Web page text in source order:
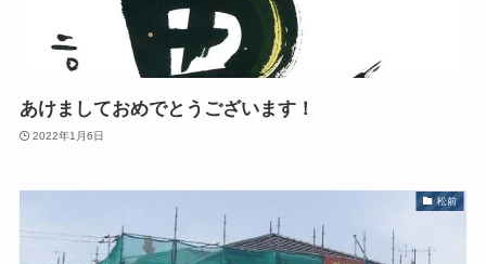
あけましておめでとうございます！
2022年1月6日
松前